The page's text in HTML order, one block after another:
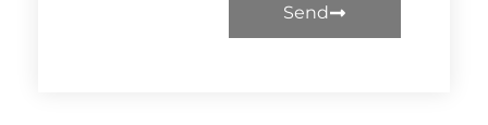
Send